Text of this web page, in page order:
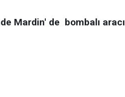
Mardin' de bombalı aracı